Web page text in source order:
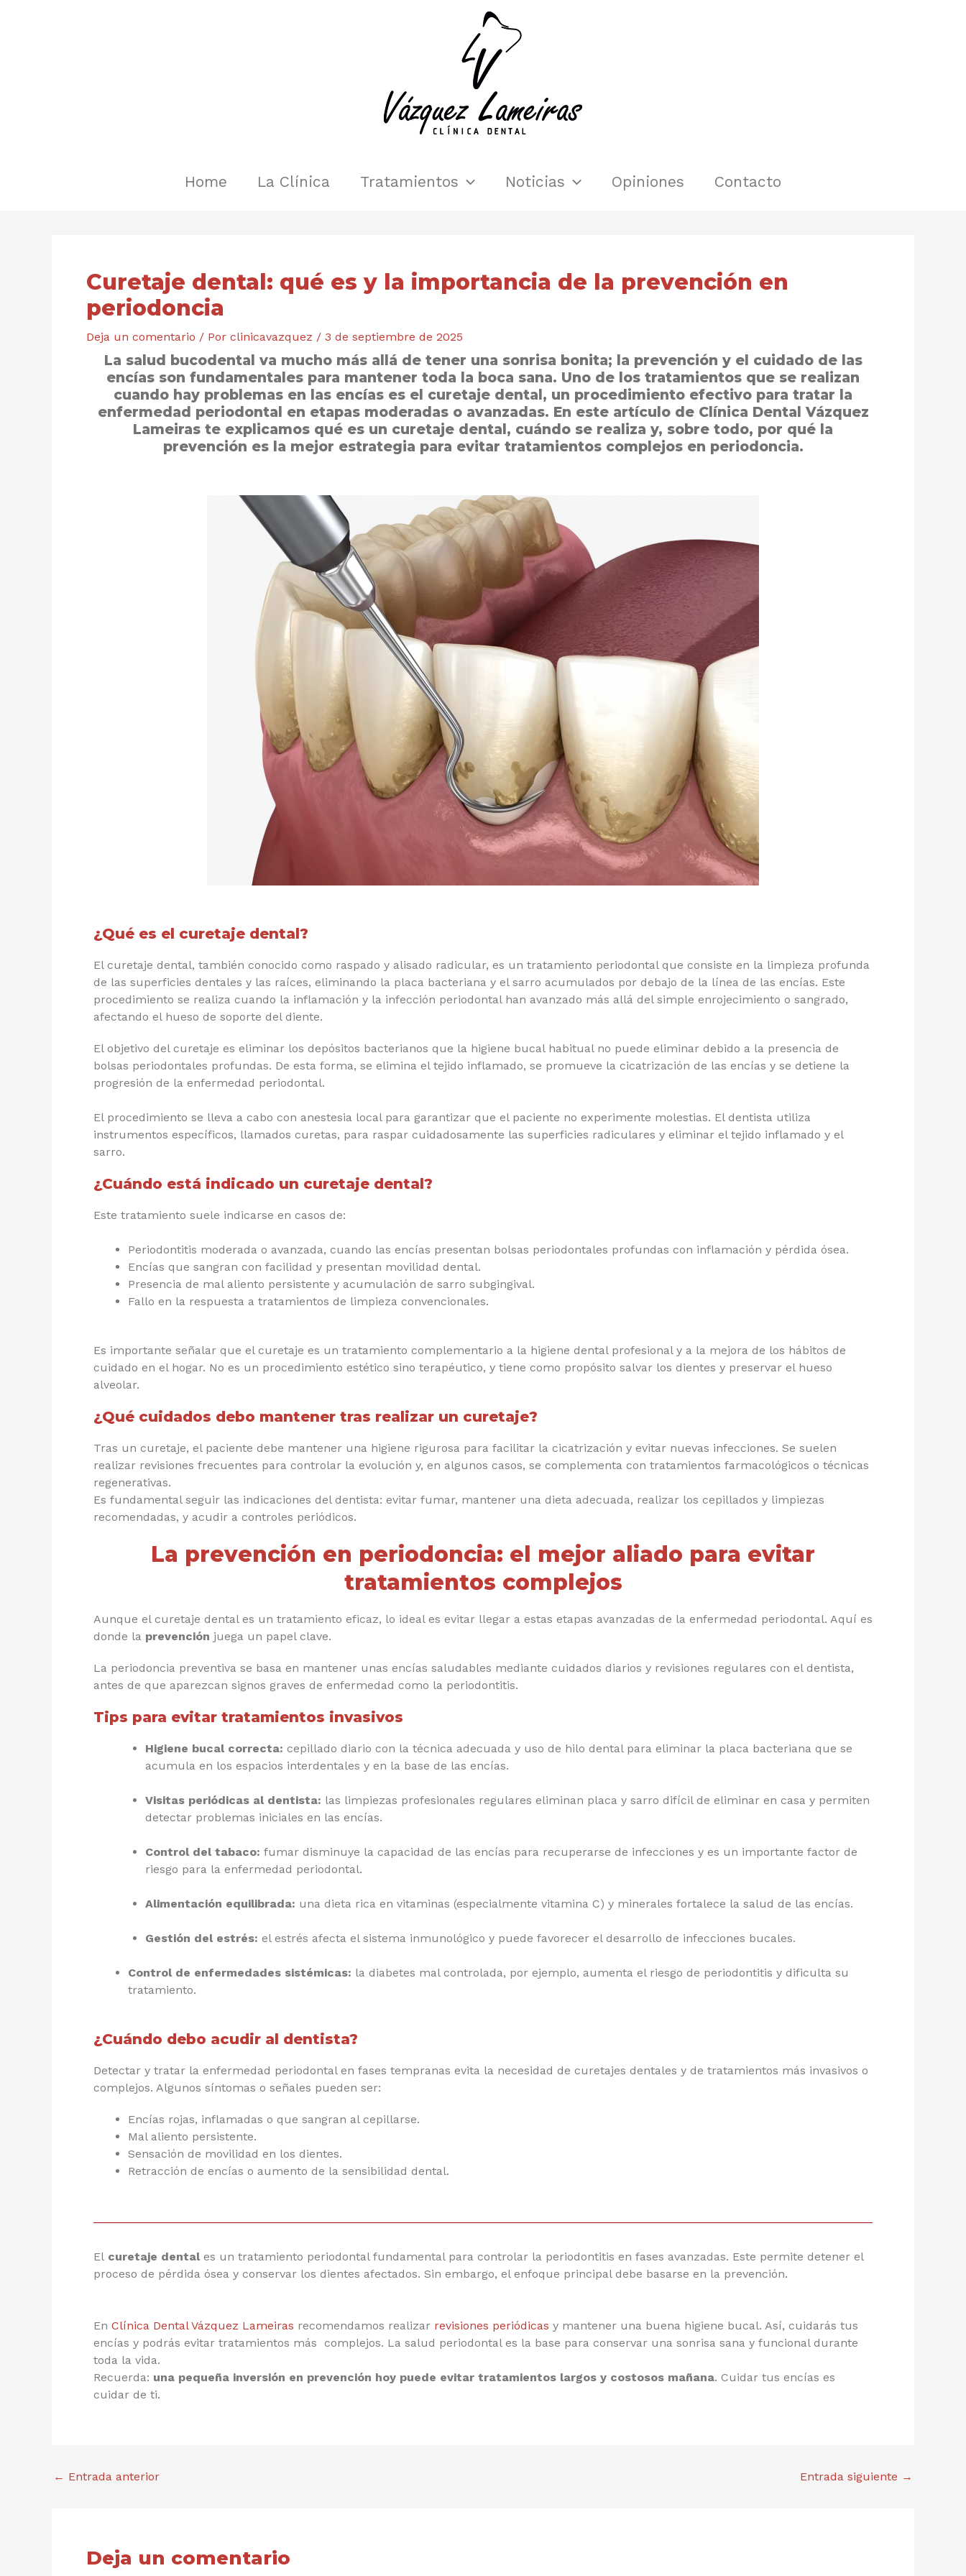
Home La Clínica Tratamientos Noticias Opiniones Contacto
Curetaje dental: qué es y la importancia de la prevención en
periodoncia
Deja un comentario / Por clinicavazquez / 3 de septiembre de 2025
La salud bucodental va mucho más allá de tener una sonrisa bonita; la prevención y el cuidado de las
encías son fundamentales para mantener toda la boca sana. Uno de los tratamientos que se realizan
cuando hay problemas en las encías es el curetaje dental, un procedimiento efectivo para tratar la
enfermedad periodontal en etapas moderadas o avanzadas. En este artículo de Clínica Dental Vázquez
Lameiras te explicamos qué es un curetaje dental, cuándo se realiza y, sobre todo, por qué la
prevención es la mejor estrategia para evitar tratamientos complejos en periodoncia.
¿Qué es el curetaje dental?
El curetaje dental, también conocido como raspado y alisado radicular, es un tratamiento periodontal que consiste en la limpieza profunda
de las superficies dentales y las raíces, eliminando la placa bacteriana y el sarro acumulados por debajo de la línea de las encías. Este
procedimiento se realiza cuando la inflamación y la infección periodontal han avanzado más allá del simple enrojecimiento o sangrado,
afectando el hueso de soporte del diente.
El objetivo del curetaje es eliminar los depósitos bacterianos que la higiene bucal habitual no puede eliminar debido a la presencia de
bolsas periodontales profundas. De esta forma, se elimina el tejido inflamado, se promueve la cicatrización de las encías y se detiene la
progresión de la enfermedad periodontal.
El procedimiento se lleva a cabo con anestesia local para garantizar que el paciente no experimente molestias. El dentista utiliza
instrumentos específicos, llamados curetas, para raspar cuidadosamente las superficies radiculares y eliminar el tejido inflamado y el
sarro.
¿Cuándo está indicado un curetaje dental?
Este tratamiento suele indicarse en casos de:
Periodontitis moderada o avanzada, cuando las encías presentan bolsas periodontales profundas con inflamación y pérdida ósea.
Encías que sangran con facilidad y presentan movilidad dental.
Presencia de mal aliento persistente y acumulación de sarro subgingival.
Fallo en la respuesta a tratamientos de limpieza convencionales.
Es importante señalar que el curetaje es un tratamiento complementario a la higiene dental profesional y a la mejora de los hábitos de
cuidado en el hogar. No es un procedimiento estético sino terapéutico, y tiene como propósito salvar los dientes y preservar el hueso
alveolar.
¿Qué cuidados debo mantener tras realizar un curetaje?
Tras un curetaje, el paciente debe mantener una higiene rigurosa para facilitar la cicatrización y evitar nuevas infecciones. Se suelen
realizar revisiones frecuentes para controlar la evolución y, en algunos casos, se complementa con tratamientos farmacológicos o técnicas
regenerativas.
Es fundamental seguir las indicaciones del dentista: evitar fumar, mantener una dieta adecuada, realizar los cepillados y limpiezas
recomendadas, y acudir a controles periódicos.
La prevención en periodoncia: el mejor aliado para evitar
tratamientos complejos
Aunque el curetaje dental es un tratamiento eficaz, lo ideal es evitar llegar a estas etapas avanzadas de la enfermedad periodontal. Aquí es
donde la prevención juega un papel clave.
La periodoncia preventiva se basa en mantener unas encías saludables mediante cuidados diarios y revisiones regulares con el dentista,
antes de que aparezcan signos graves de enfermedad como la periodontitis.
Tips para evitar tratamientos invasivos
Higiene bucal correcta: cepillado diario con la técnica adecuada y uso de hilo dental para eliminar la placa bacteriana que se
acumula en los espacios interdentales y en la base de las encías.
Visitas periódicas al dentista: las limpiezas profesionales regulares eliminan placa y sarro difícil de eliminar en casa y permiten
detectar problemas iniciales en las encías.
Control del tabaco: fumar disminuye la capacidad de las encías para recuperarse de infecciones y es un importante factor de
riesgo para la enfermedad periodontal.
Alimentación equilibrada: una dieta rica en vitaminas (especialmente vitamina C) y minerales fortalece la salud de las encías.
Gestión del estrés: el estrés afecta el sistema inmunológico y puede favorecer el desarrollo de infecciones bucales.
Control de enfermedades sistémicas: la diabetes mal controlada, por ejemplo, aumenta el riesgo de periodontitis y dificulta su
tratamiento.
¿Cuándo debo acudir al dentista?
Detectar y tratar la enfermedad periodontal en fases tempranas evita la necesidad de curetajes dentales y de tratamientos más invasivos o
complejos. Algunos síntomas o señales pueden ser:
Encías rojas, inflamadas o que sangran al cepillarse.
Mal aliento persistente.
Sensación de movilidad en los dientes.
Retracción de encías o aumento de la sensibilidad dental.
El curetaje dentales un tratamiento periodontal fundamental para controlar la periodontitis en fases avanzadas. Este permite detener el
proceso de pérdida ósea y conservar los dientes afectados. Sin embargo, el enfoque principal debe basarse en la prevención.
En Clínica Dental Vázquez Lameiras recomendamos realizar revisiones periódicas y mantener una buena higiene bucal. Así, cuidarás tus
encías y podrás evitar tratamientos más complejos. La salud periodontal es la base para conservar una sonrisa sana y funcional durante
toda la vida.
Recuerda: una pequeña inversión en prevención hoy puede evitar tratamientos largos y costosos mañana. Cuidar tus encías es
cuidar de ti.
← Entrada anterior Entrada siguiente →
Deja un comentario